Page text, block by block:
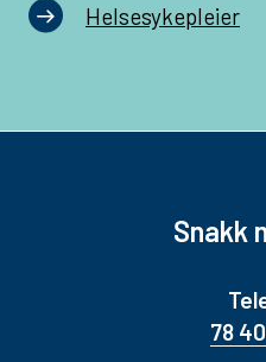
Helsesykepleier
Snakk
78